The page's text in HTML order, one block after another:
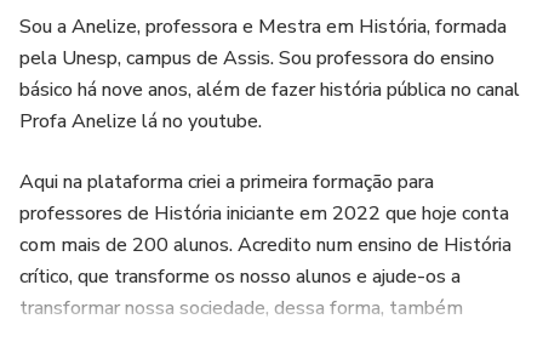
preparar uma aula. Essa é a proposta da A Aula
Transformadora!
Sou a Anelize, professora e Mestra em História, formada
pela Unesp, campus de Assis. Sou professora do ensino
básico há nove anos, além de fazer história pública no canal
Profa Anelize lá no youtube.
Aqui na plataforma criei a primeira formação para
professores de História iniciante em 2022 que hoje conta
com mais de 200 alunos. Acredito num ensino de História
crítico, que transforme os nosso alunos e ajude-os a
transformar nossa sociedade, dessa forma, também